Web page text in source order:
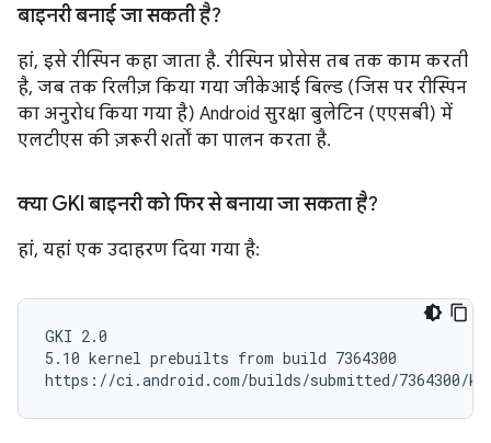
बाइनरी बनाई जा सकती है?
हां, इसे रीस्पिन कहा जाता है. रीस्पिन प्रोसेस तब तक काम करती
है, जब तक रिलीज़ किया गया जीकेआई बिल्ड (जिस पर रीस्पिन
का अनुरोध किया गया है) Android सुरक्षा बुलेटिन (एएसबी) में
एलटीएस की ज़रूरी शर्तों का पालन करता है.
क्या GKI बाइनरी को फिर से बनाया जा सकता है?
हां, यहां एक उदाहरण दिया गया है:
GKI 2.0
5.10 kernel prebuilts from build 7364300